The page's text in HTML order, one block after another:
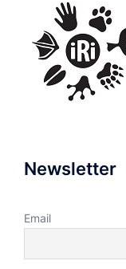
Newsletter
Email